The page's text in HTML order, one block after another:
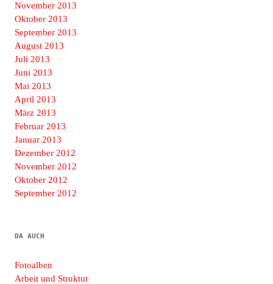
November 2013
Oktober 2013
September 2013
August 2013
Juli 2013
Juni 2013
Mai 2013
April 2013
März 2013
Februar 2013
Januar 2013
Dezember 2012
November 2012
Oktober 2012
September 2012
DA AUCH
Fotoalben
Arbeit und Struktur